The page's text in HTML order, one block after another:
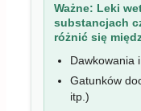
Ważne: Leki
substancjach
różnić się
Dawkowania
Gatunków
itp.)